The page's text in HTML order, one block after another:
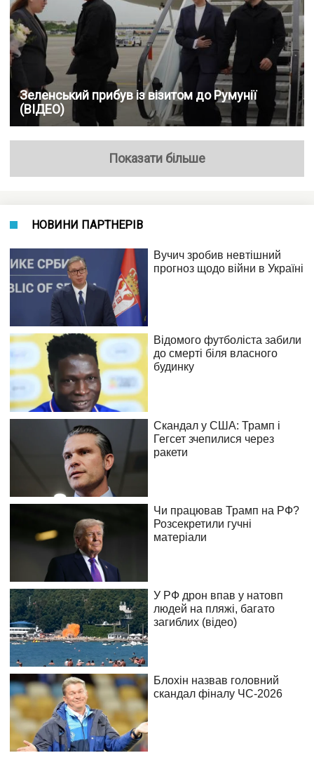
Зеленський прибув із візитом до Румунії
(ВІДЕО)
Показати більше
НОВИНИ ПАРТНЕРІВ